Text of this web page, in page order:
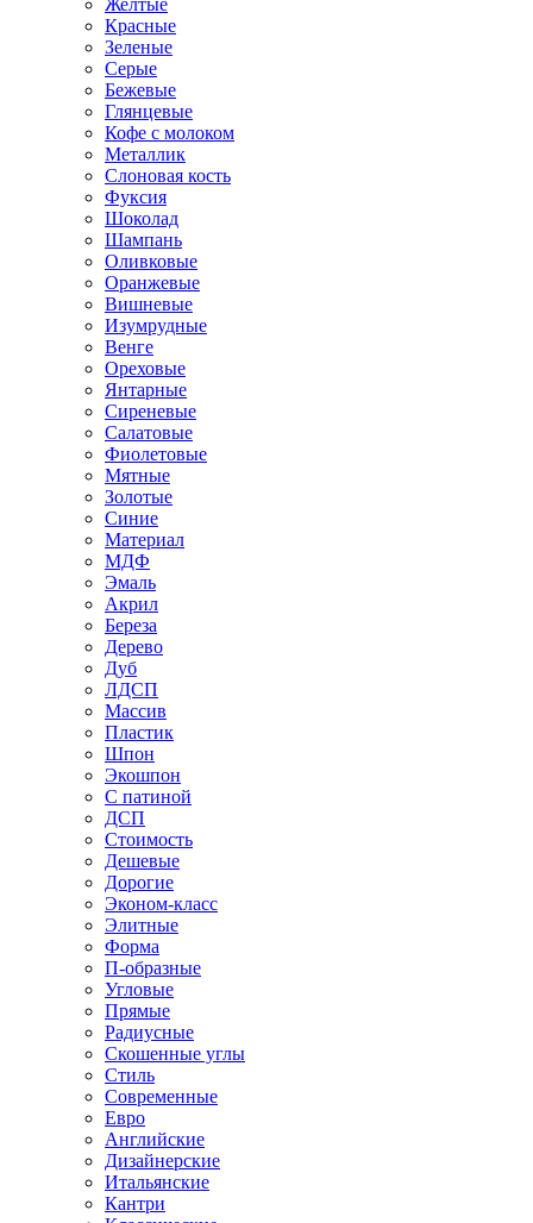
Желтые
Красные
Зеленые
Серые
Бежевые
Глянцевые
Кофе с молоком
Металлик
Слоновая кость
Фуксия
Шоколад
Шампань
Оливковые
Оранжевые
Вишневые
Изумрудные
Венге
Ореховые
Янтарные
Сиреневые
Салатовые
Фиолетовые
Мятные
Золотые
Синие
Материал
МДФ
Эмаль
Акрил
Береза
Дерево
Дуб
ЛДСП
Массив
Пластик
Шпон
Экошпон
С патиной
ДСП
Стоимость
Дешевые
Дорогие
Эконом-класс
Элитные
Форма
П-образные
Угловые
Прямые
Радиусные
Скошенные углы
Стиль
Современные
Евро
Английские
Дизайнерские
Итальянские
Кантри